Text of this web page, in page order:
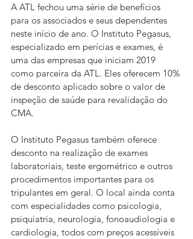
A ATL fechou uma série de benefícios
para os associados e seus dependentes
neste início de ano. O Instituto Pegasus,
especializado em perícias e exames, é
uma das empresas que iniciam 2019
como parceira da ATL. Eles oferecem 10%
de desconto aplicado sobre o valor de
inspeção de saúde para revalidação do
CMA.
O Instituto Pegasus também oferece
desconto na realização de exames
laboratoriais, teste ergométrico e outros
procedimentos importantes para os
tripulantes em geral. O local ainda conta
com especialidades como psicologia,
psiquiatria, neurologia, fonoaudiologia e
cardiologia, todos com preços acessíveis